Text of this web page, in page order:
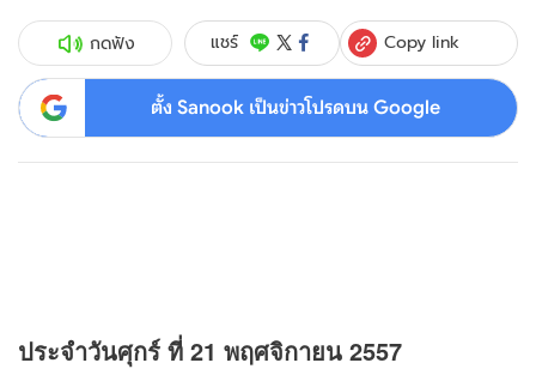
กดฟัง แชร์ Copy link
ตั้ง Sanook เป็นข่าวโปรดบน Google
ประจำวันศุกร์ ที่ 21 พฤศจิกายน 2557